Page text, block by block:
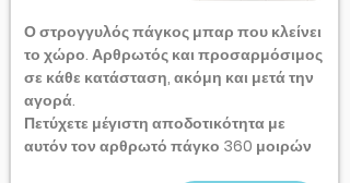
Ο στρογγυλός πάγκος μπαρ που κλείνει
το χώρο. Αρθρωτός και προσαρμόσιμος
σε κάθε κατάσταση, ακόμη και μετά την
αγορά.
Πετύχετε μέγιστη αποδοτικότητα με
αυτόν τον αρθρωτό πάγκο 360 μοιρών